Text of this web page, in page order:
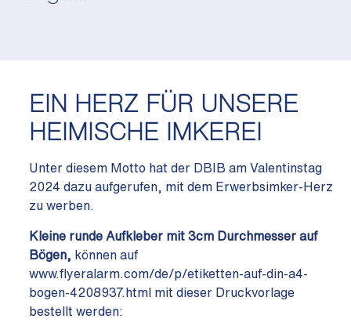
EIN HERZ FÜR UNSERE
HEIMISCHE IMKEREI
Unter diesem Motto hat der DBIB am Valentinstag
2024 dazu aufgerufen, mit dem Erwerbsimker-Herz
zu werben.
Kleine runde Aufkleber mit 3cm Durchmesser auf
Bögen, können auf
www.flyeralarm.com/de/p/etiketten-auf-din-a4-
bogen-4208937.html mit dieser Druckvorlage
bestellt werden: